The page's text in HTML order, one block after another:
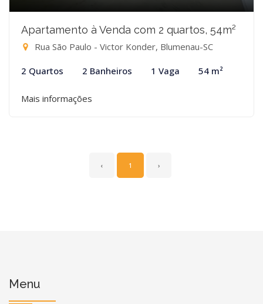
Apartamento à Venda com 2 quartos, 54m²
Rua São Paulo - Victor Konder, Blumenau-SC
2 Quartos 2 Banheiros 1 Vaga 54 m²
Mais informações
‹ 1 ›
Menu